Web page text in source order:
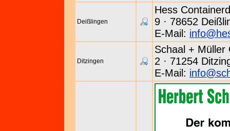
Deißlingen
Hess
9 · 78652
E-Mail:
Ditzingen
Schaal + Müller
2 · 71254
E-Mail: